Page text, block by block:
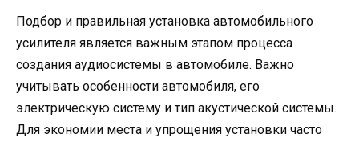
Подбор и правильная установка автомобильного
усилителя является важным этапом процесса
создания аудиосистемы в автомобиле. Важно
учитывать особенности автомобиля, его
электрическую систему и тип акустической системы.
Для экономии места и упрощения установки часто